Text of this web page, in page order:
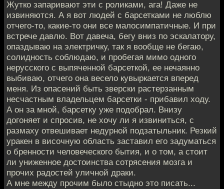
Жутко запаривают эти с роликами, ага! Даже не
извиняются. А я вот людей с барсетками не люблю
отчего-то, какие-то они все малосимпатичные. И при
встрече давлю. Вот давеча, бегу вниз по эскалатору,
опаздываю на электричку, так я вообще не бегаю,
солидность соблюдаю, и пробегая мимо одного
нерусского с выпяченной барсеткой, ее нечаянно
выбиваю, отчего она весело кувыркается вперед
меня. Из опасений быть зверски растерзанным
несчастным владельцем барсетки - прибавил ходу.
А он за мной, барсетку уже подобрал. Внизу
догоняет и спросив, не хочу ли я извиниться, с
размаху отвешивает недурной подзатыльник. Резкий
уракен в височную область заставил его задуматься
о бренности человеческого бытия, и о том, а стоит
ли униженное достоинства сотрясения мозга и
прочих радостей уличной драки.
А мне между прочим было стыдно это писать...